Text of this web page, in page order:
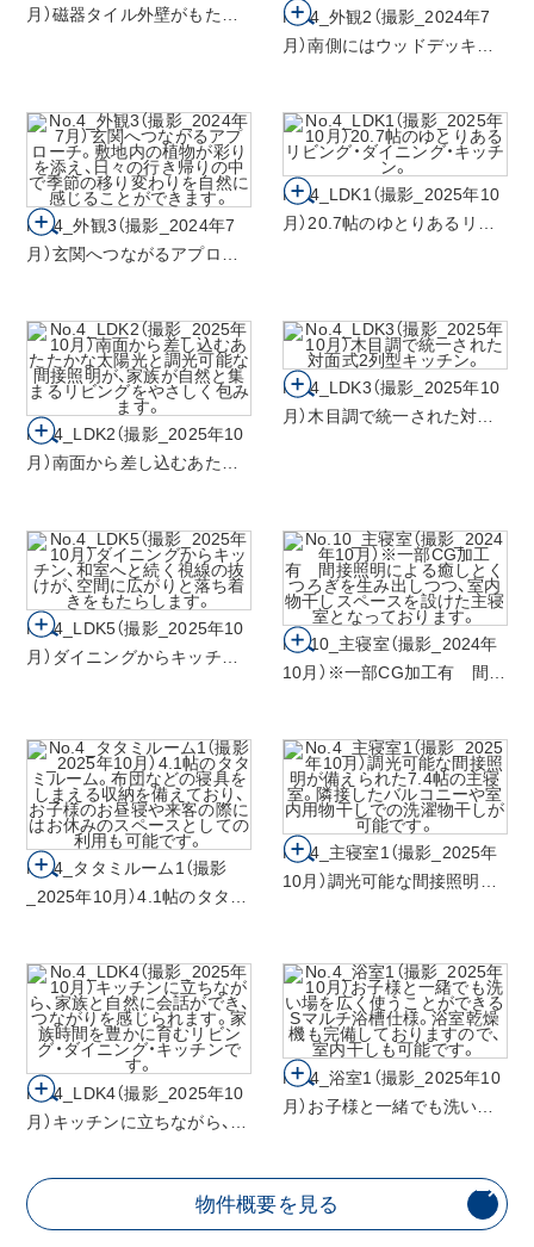
月）磁器タイル外壁がもたら
No.4_外観2（撮影_2024年7
月）南側にはウッドデッキと
行き来でき、生活に開放感を
与えるウチとソトがつながる
空間です。
No.4_外観3（撮影_2024年7
月）玄関へつながるアプロー
節の移り変わりを自然に感じ
ることができます。
No.4_LDK1（撮影_2025年10
月）20.7帖のゆとりあるリビ
No.4_LDK2（撮影_2025年10
月）南面から差し込むあたた
リビングをやさしく包みま
す。
No.4_LDK3（撮影_2025年10
月）木目調で統一された対面
No.4_LDK5（撮影_2025年10
月）ダイニングからキッチン、
たらします。
No.10_主寝室（撮影_2024年
10月）※一部CG加工有 間接
ペースを設けた主寝室となっ
ております。
No.4_タタミルーム1（撮影
_2025年10月）4.1帖のタタミ
子様のお昼寝や来客の際には
お休みのスペースとしての利
用も可能です。
No.4_主寝室1（撮影_2025年
10月）調光可能な間接照明が
干しでの洗濯物干しが可能で
す。
No.4_LDK4（撮影_2025年10
月）キッチンに立ちながら、家
がりを感じられます。家族時
間を豊かに育むリビング・ダ
イニング・キッチンです。
No.4_浴室1（撮影_2025年10
月）お子様と一緒でも洗い場
完備しておりますので、室内
干しも可能です。
物件概要を見る